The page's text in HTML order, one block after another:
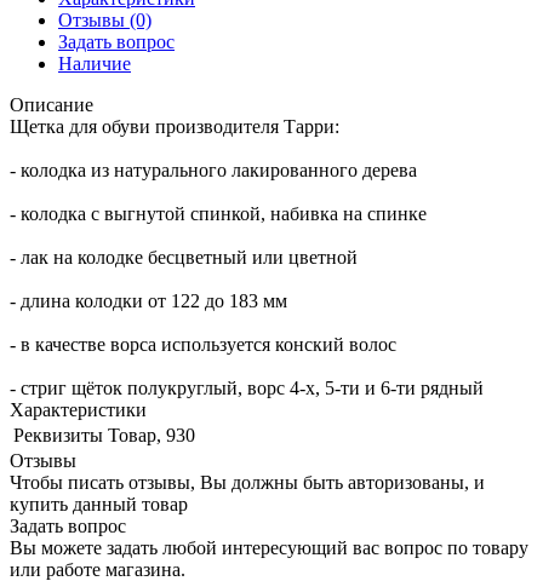
Отзывы (0)
Задать вопрос
Наличие
Описание
Щетка для обуви производителя Тарри:
- колодка из натурального лакированного дерева
- колодка с выгнутой спинкой, набивка на спинке
- лак на колодке бесцветный или цветной
- длина колодки от 122 до 183 мм
- в качестве ворса используется конский волос
- стриг щёток полукруглый, ворс 4-х, 5-ти и 6-ти рядный
Характеристики
Реквизиты Товар, 930
Отзывы
Чтобы писать отзывы, Вы должны быть авторизованы, и
купить данный товар
Задать вопрос
Вы можете задать любой интересующий вас вопрос по товару
или работе магазина.